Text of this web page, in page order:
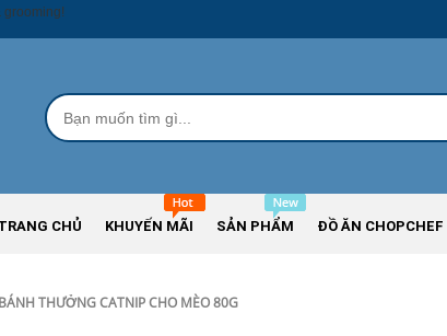
grooming!
CHỦ KHUYẾN MÃI SẢN PHẨM ĐỒ ĂN CHOPCHEF
BÁNH THƯỞNG CATNIP CHO MÈO 80G